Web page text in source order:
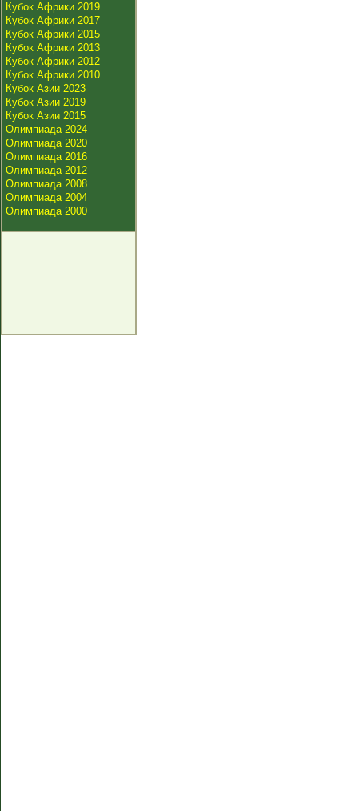
Кубок Африки 2019
Кубок Африки 2017
Кубок Африки 2015
Кубок Африки 2013
Кубок Африки 2012
Кубок Африки 2010
Кубок Азии 2023
Кубок Азии 2019
Кубок Азии 2015
Олимпиада 2024
Олимпиада 2020
Олимпиада 2016
Олимпиада 2012
Олимпиада 2008
Олимпиада 2004
Олимпиада 2000